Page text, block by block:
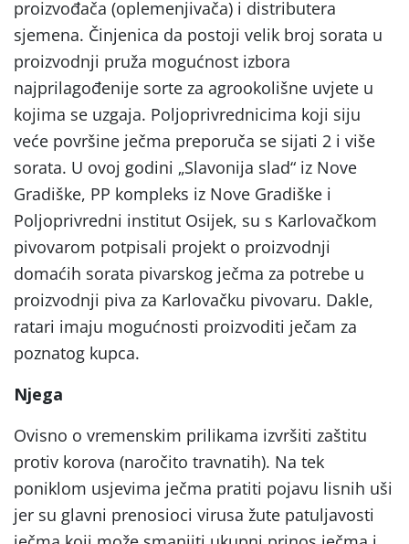
proizvođača (oplemenjivača) i distributera
sjemena. Činjenica da postoji velik broj sorata u
proizvodnji pruža mogućnost izbora
najprilagođenije sorte za agrookolišne uvjete u
kojima se uzgaja. Poljoprivrednicima koji siju
veće površine ječma preporuča se sijati 2 i više
sorata. U ovoj godini „Slavonija slad“ iz Nove
Gradiške, PP kompleks iz Nove Gradiške i
Poljoprivredni institut Osijek, su s Karlovačkom
pivovarom potpisali projekt o proizvodnji
domaćih sorata pivarskog ječma za potrebe u
proizvodnji piva za Karlovačku pivovaru. Dakle,
ratari imaju mogućnosti proizvoditi ječam za
poznatog kupca.
Njega
Ovisno o vremenskim prilikama izvršiti zaštitu
protiv korova (naročito travnatih). Na tek
poniklom usjevima ječma pratiti pojavu lisnih uši
jer su glavni prenosioci virusa žute patuljavosti